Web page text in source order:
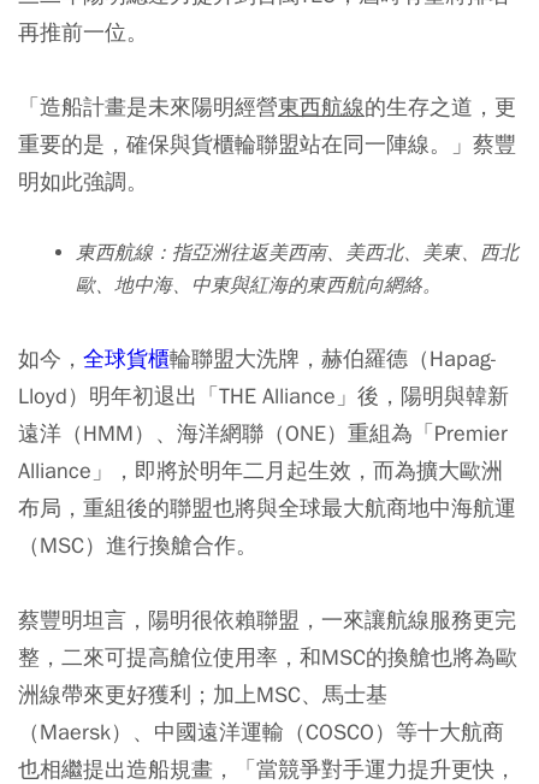
再推前一位。
「造船計畫是未來陽明經營東西航線的生存之道，更
重要的是，確保與貨櫃輪聯盟站在同一陣線。」蔡豐
明如此強調。
東西航線：指亞洲往返美西南、美西北、美東、西北
歐、地中海、中東與紅海的東西航向網絡。
如今， 全球貨櫃輪聯盟大洗牌，赫伯羅德（Hapag-
Lloyd）明年初退出「THE Alliance」後，陽明與韓新
遠洋（HMM）、海洋網聯（ONE）重組為「Premier
Alliance」，即將於明年二月起生效，而為擴大歐洲
布局，重組後的聯盟也將與全球最大航商地中海航運
（MSC）進行換艙合作。
蔡豐明坦言，陽明很依賴聯盟，一來讓航線服務更完
整，二來可提高艙位使用率，和MSC的換艙也將為歐
洲線帶來更好獲利；加上MSC、馬士基
（Maersk）、中國遠洋運輸（COSCO）等十大航商
也相繼提出造船規畫，「當競爭對手運力提升更快，